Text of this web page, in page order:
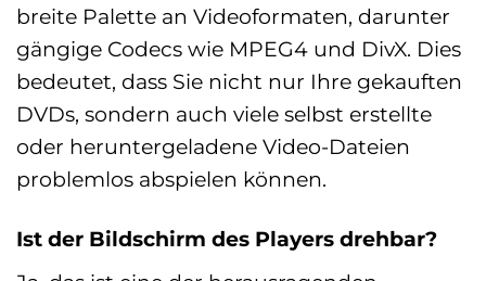
breite Palette an Videoformaten, darunter
gängige Codecs wie MPEG4 und DivX. Dies
bedeutet, dass Sie nicht nur Ihre gekauften
DVDs, sondern auch viele selbst erstellte
oder heruntergeladene Video-Dateien
problemlos abspielen können.
Ist der Bildschirm des Players drehbar?